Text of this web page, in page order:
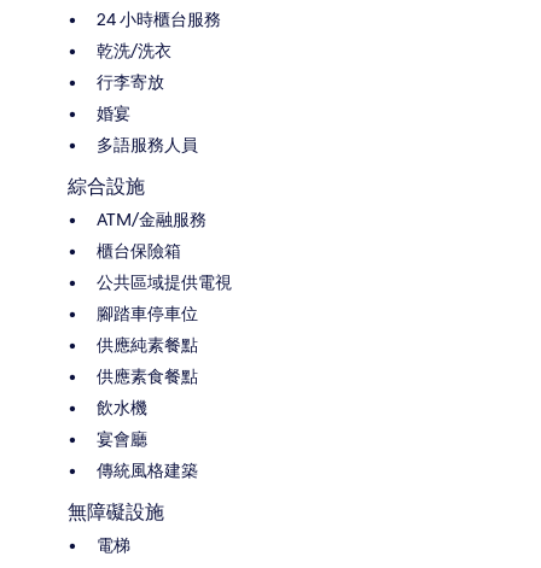
24 小時櫃台服務
乾洗/洗衣
行李寄放
婚宴
多語服務人員
綜合設施
ATM/金融服務
櫃台保險箱
公共區域提供電視
腳踏車停車位
供應純素餐點
供應素食餐點
飲水機
宴會廳
傳統風格建築
無障礙設施
電梯